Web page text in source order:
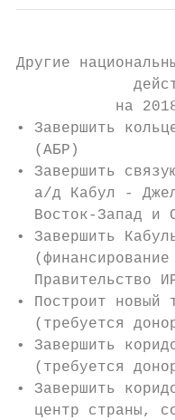
Другие
на
• Завершить
  (АБР)
• Завершить
а/д Кабул -
Восток-Запад и
• Завершить
Правительство
• Построит новый
(требуется
• Завершить
(требуется
• Завершить
центр страны,